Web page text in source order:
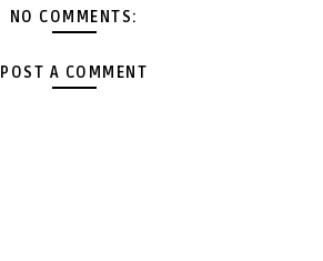
NO COMMENTS:
POST A COMMENT